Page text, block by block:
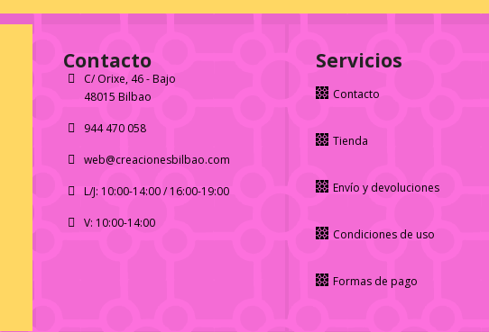
Contacto
C/ Orixe, 46 - Bajo
48015 Bilbao
944 470 058
web@creacionesbilbao.com
L/J: 10:00-14:00 / 16:00-19:00
V: 10:00-14:00
Servicios
Contacto
Tienda
Envío y devoluciones
Condiciones de uso
Formas de pago